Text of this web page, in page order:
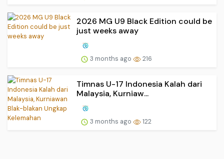
2026 MG U9 Black Edition could be
just weeks away
3 months ago 216
Timnas U-17 Indonesia Kalah dari
Malaysia, Kurniaw...
3 months ago 122